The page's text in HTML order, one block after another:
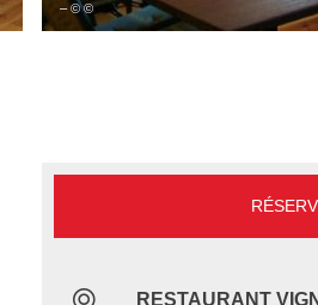
– © ©
RESTAURANT